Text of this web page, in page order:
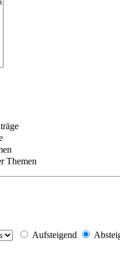
Themen
Aufsteigend